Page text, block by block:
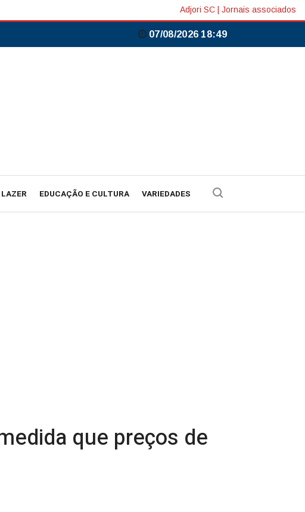
Adjori SC Jornais associados
07/08/2026 18:49
EDUCAÇÃO E CULTURA VARIEDADES
que preços de